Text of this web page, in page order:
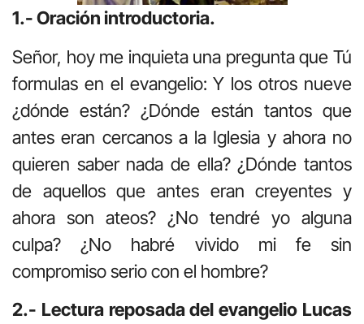
1.- Oración introductoria.
Señor, hoy me inquieta una pregunta que Tú
formulas en el evangelio: Y los otros nueve
¿dónde están? ¿Dónde están tantos que
antes eran cercanos a la Iglesia y ahora no
quieren saber nada de ella? ¿Dónde tantos
de aquellos que antes eran creyentes y
ahora son ateos? ¿No tendré yo alguna
culpa? ¿No habré vivido mi fe sin
compromiso serio con el hombre?
2.- Lectura reposada del evangelio Lucas